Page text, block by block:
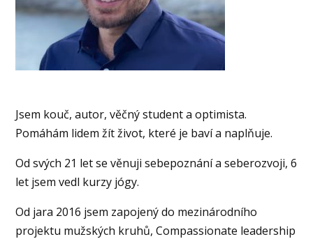
Jsem kouč, autor, věčný student a optimista.
Pomáhám lidem žít život, které je baví a naplňuje.
Od svých 21 let se věnuji sebepoznání a seberozvoji, 6
let jsem vedl kurzy jógy.
Od jara 2016 jsem zapojený do mezinárodního
projektu mužských kruhů, Compassionate leadership